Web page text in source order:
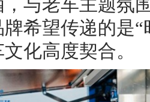
与老车主题氛
希望传递的是
化高度契合。